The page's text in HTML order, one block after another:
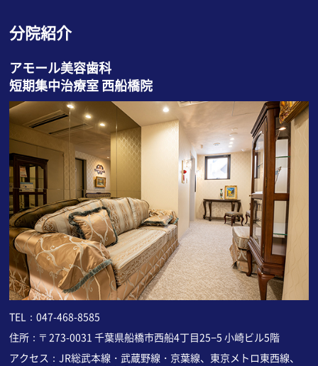
分院紹介
アモール美容歯科
短期集中治療室 西船橋院
TEL：047-468-8585
住所：〒273-0031 千葉県船橋市西船4丁目25−5 小崎ビル5階
アクセス：JR総武本線・武蔵野線・京葉線、東京メトロ東西線、